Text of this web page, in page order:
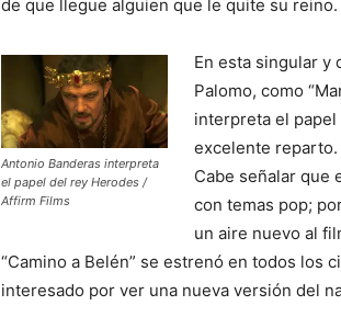
de que llegue alguien que le quite su reino.
Antonio Banderas interpreta
el papel del rey Herodes /
Affirm Films
En esta singular y
Palomo, como
interpreta el papel
excelente reparto.
Cabe señalar que
con temas pop;
un aire nuevo al
“Camino a Belén” se estrenó en todos los
interesado por ver una nueva versión del